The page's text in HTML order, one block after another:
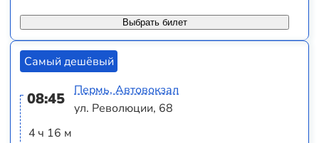
Выбрать билет
Самый дешёвый
08:45
4 ч 16 м
Пермь, Автовокзал
ул. Революции, 68